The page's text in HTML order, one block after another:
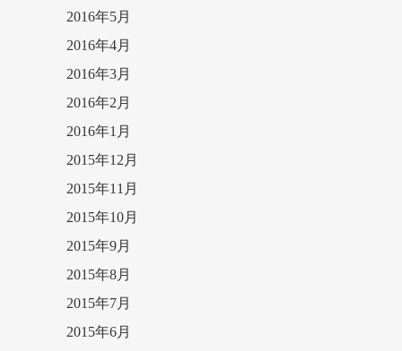
2016年5月
2016年4月
2016年3月
2016年2月
2016年1月
2015年12月
2015年11月
2015年10月
2015年9月
2015年8月
2015年7月
2015年6月